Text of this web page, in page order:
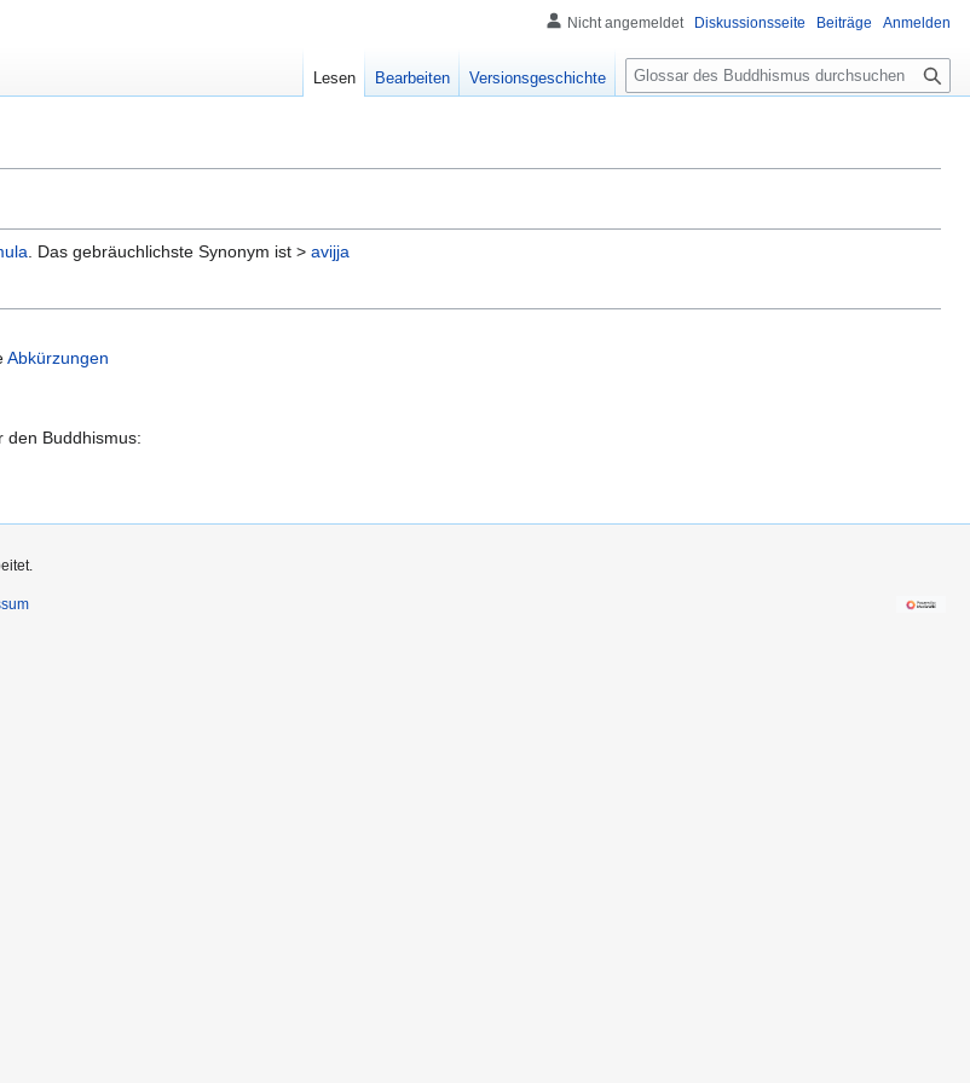
. Das gebräuchlichste Synonym ist > avijja
Abkürzungen
den Buddhismus:
Nicht angemeldet Diskussionsseite Beiträge Anmelden
Lesen Bearbeiten Versionsgeschichte
S
u
e